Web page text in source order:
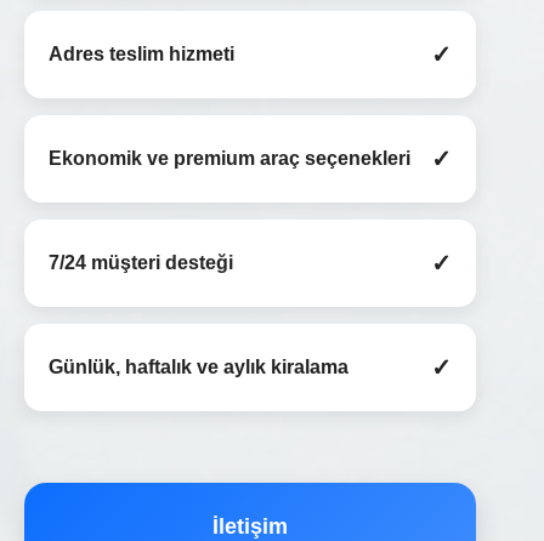
Adres teslim hizmeti ✓
Ekonomik ve premium araç seçenekleri ✓
7/24 müşteri desteği ✓
Günlük, haftalık ve aylık kiralama ✓
İletişim